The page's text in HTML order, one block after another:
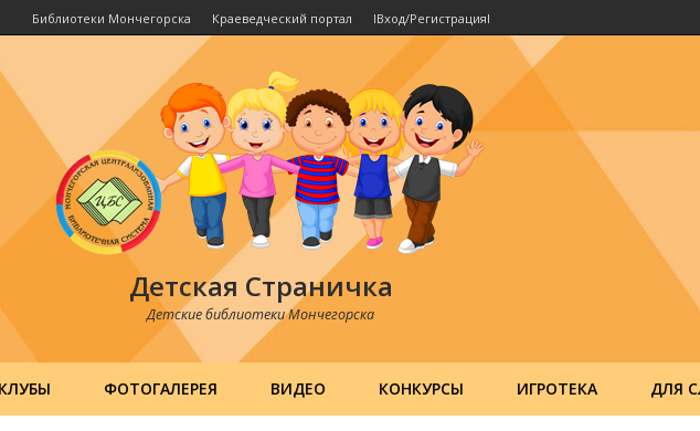
Библиотеки Мончегорска Краеведческий портал IВход/РегистрацияI
Детская Страничка
Детские библиотеки Мончегорска
ФОТОГАЛЕРЕЯ ВИДЕО КОНКУРСЫ ИГРОТЕКА ДЛЯ